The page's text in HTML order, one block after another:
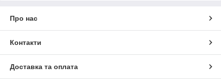
Про нас
Контакти
Доставка та оплата